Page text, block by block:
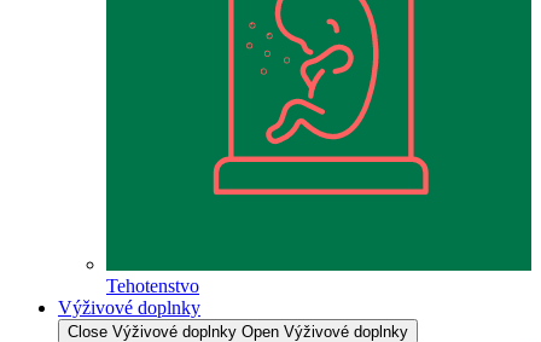
Tehotenstvo
Výživové doplnky
Close Výživové doplnky Open Výživové doplnky